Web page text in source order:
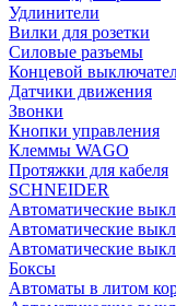
Удлинители
Вилки для розетки
Силовые разъемы
Концевой
Датчики движения
Звонки
Кнопки управления
Клеммы WAGO
Протяжки для кабеля
SCHNEIDER
Автоматические
Автоматические
Автоматические
Боксы
Автоматы в литом